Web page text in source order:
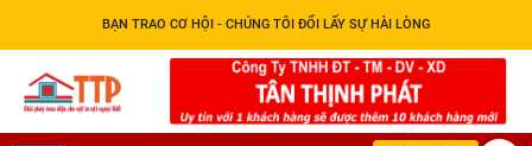
BẠN TRAO CƠ HỘI - CHÚNG TÔI ĐỔI LẤY SỰ HÀI LÒNG